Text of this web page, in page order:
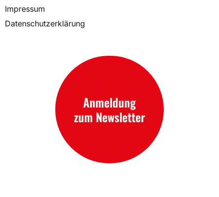
Impressum
Datenschutzerklärung
Anmeldung
zum Newsletter